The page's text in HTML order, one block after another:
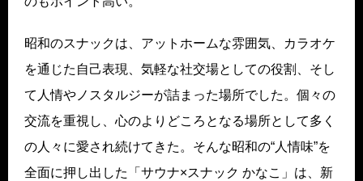
昭和のスナックは、アットホームな雰囲気、カラオケ
を通じた自己表現、気軽な社交場としての役割、そし
て人情やノスタルジーが詰まった場所でした。個々の
交流を重視し、心のよりどころとなる場所として多く
の人々に愛され続けてきた。そんな昭和の“人情味”を
全面に押し出した「サウナ×スナック かなこ」は、新